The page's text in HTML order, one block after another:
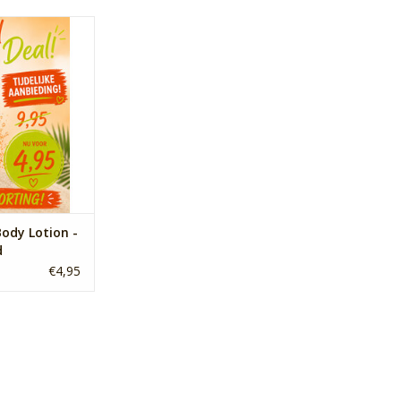
is ideaal om de
gladder te
te verzorgen.
glycerine
de huid en
soepel en
te houden.
WINKELWAGEN
Lotion -
€4,95